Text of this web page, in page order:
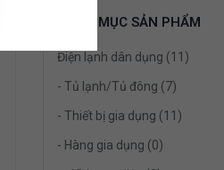
DANH MỤC SẢN PHẨM
Điện lạnh dân dụng (11)
- Tủ lạnh/Tủ đông (7)
- Thiết bị gia dụng (11)
- Hàng gia dụng (0)